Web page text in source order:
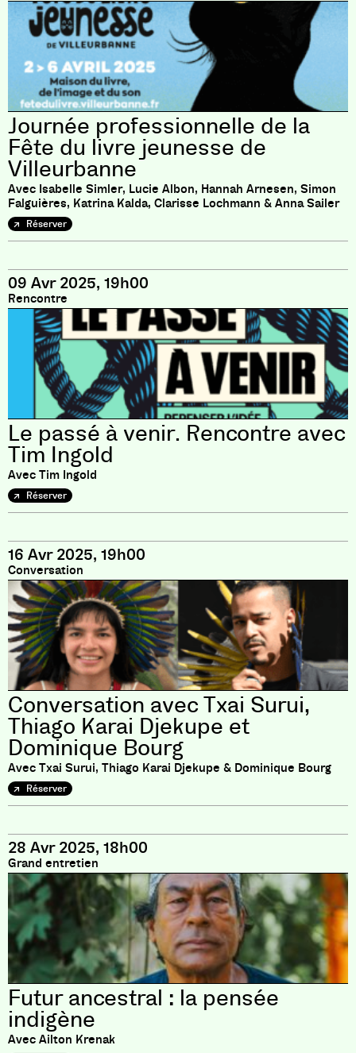
Journée professionnelle de la
Fête du livre jeunesse de
Villeurbanne
Avec Isabelle Simler, Lucie Albon, Hannah Arnesen, Simon
Falguières, Katrina Kalda, Clarisse Lochmann & Anna Sailer
Réserver
09 Avr 2025, 19h00
Rencontre
Le passé à venir. Rencontre avec
Tim Ingold
Avec Tim Ingold
Réserver
16 Avr 2025, 19h00
Conversation
Conversation avec Txai Surui,
Thiago Karai Djekupe et
Dominique Bourg
Avec Txai Surui, Thiago Karai Djekupe & Dominique Bourg
Réserver
28 Avr 2025, 18h00
Grand entretien
Futur ancestral : la pensée
indigène
Avec Ailton Krenak